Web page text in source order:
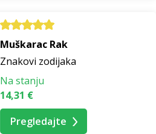
Muškarac Rak
Znakovi zodijaka
Na stanju
14,31 €
Pregledajte